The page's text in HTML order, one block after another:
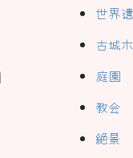
世界
古城
庭園
教会
絶景